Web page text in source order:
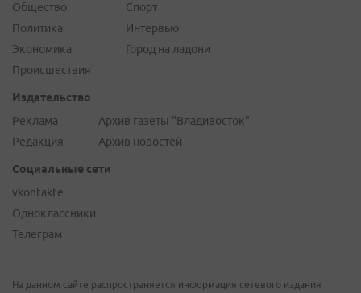
Общество
Политика
Экономика
Происшествия
Спорт
Интервью
Город на ладони
Издательство
Реклама
Редакция
Архив газеты "Владивосток"
Архив новостей
Социальные сети
vkontakte
Одноклассники
Телеграм
На данном сайте распространяется информация сетевого издания